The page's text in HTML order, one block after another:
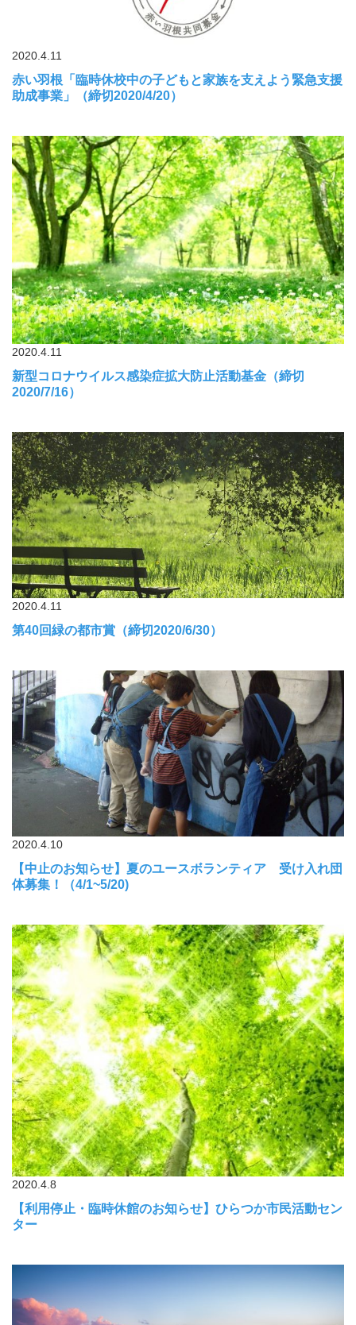
2020.4.11
赤い羽根「臨時休校中の子どもと家族を支えよう緊急支援
助成事業」（締切2020/4/20）
2020.4.11
新型コロナウイルス感染症拡大防止活動基金（締切
2020/7/16）
2020.4.11
第40回緑の都市賞（締切2020/6/30）
2020.4.10
【中止のお知らせ】夏のユースボランティア 受け入れ団
体募集！（4/1~5/20)
2020.4.8
【利用停止・臨時休館のお知らせ】ひらつか市民活動セン
ター